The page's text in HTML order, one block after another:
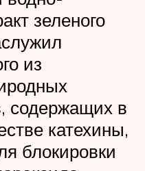
зеленого
из
содержащих в
катехины,
блокировки